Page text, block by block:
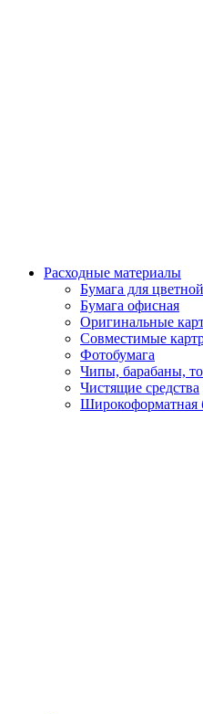
Расходные материалы
Бумага для
Бумага офисная
Оригинальные
Совместимые
Фотобумага
Чипы, барабаны,
Чистящие средства
Широкоформатная